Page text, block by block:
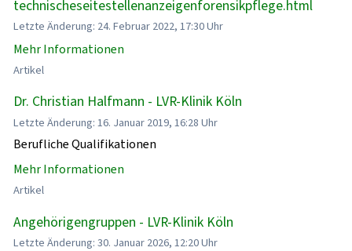
technischeseitestellenanzeigenforensikpflege.html
Letzte Änderung: 24. Februar 2022, 17:30 Uhr
Mehr Informationen
Artikel
Dr. Christian Halfmann - LVR-Klinik Köln
Letzte Änderung: 16. Januar 2019, 16:28 Uhr
Berufliche Qualifikationen
Mehr Informationen
Artikel
Angehörigengruppen - LVR-Klinik Köln
Letzte Änderung: 30. Januar 2026, 12:20 Uhr